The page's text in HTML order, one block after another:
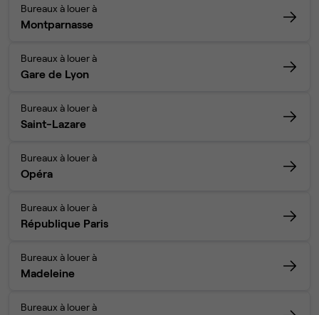
Bureaux à louer à
Montparnasse
Bureaux à louer à
Gare de Lyon
Bureaux à louer à
Saint-Lazare
Bureaux à louer à
Opéra
Bureaux à louer à
République Paris
Bureaux à louer à
Madeleine
Bureaux à louer à